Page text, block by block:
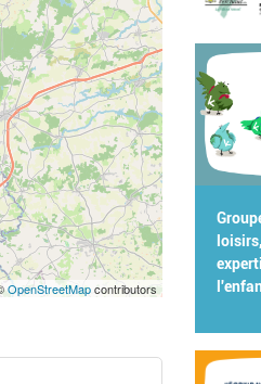
OpenStreetMapcontributors